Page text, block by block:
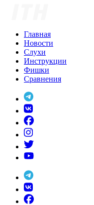
Главная
Новости
Слухи
Инструкции
Фишки
Сравнения